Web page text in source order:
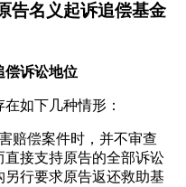
告名义起诉追偿基金
偿诉讼地位
如下几种情形：
赔偿案件时，并不审查
接支持原告的全部诉讼
行要求原告返还救助基